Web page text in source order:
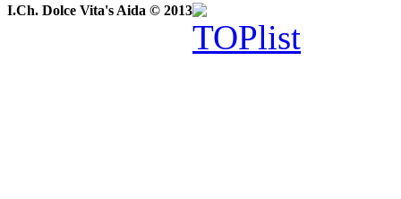
I.Ch. Dolce Vita's Aida © 2013